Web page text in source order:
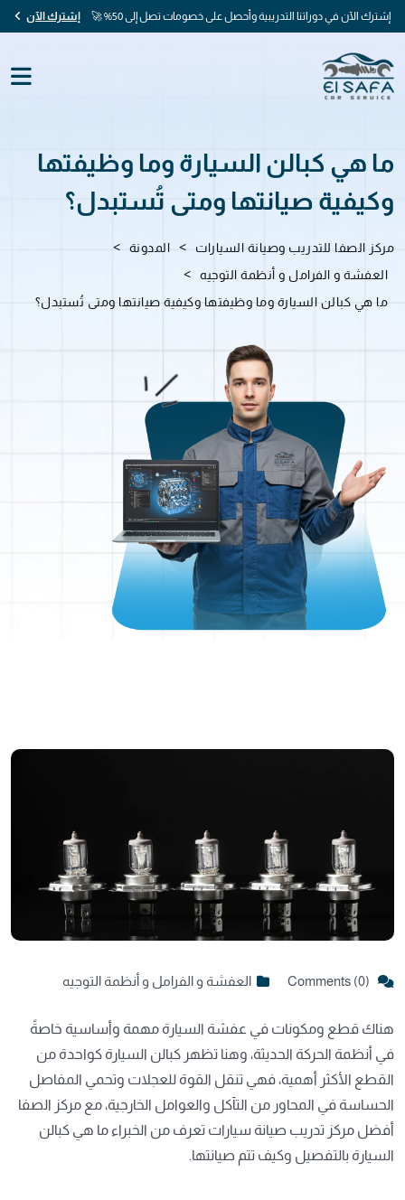
إشترك الآن في دوراتنا التدريبية وأحصل على خصومات تصل إلى 50% 🚀 إشترك الآن
ما هي كبالن السيارة وما وظيفتها
وكيفية صيانتها ومتى تُستبدل؟
مركز الصفا للتدريب وصيانة السيارات > المدونة >
العفشة و الفرامل و أنظمة التوجيه >
ما هي كبالن السيارة وما وظيفتها وكيفية صيانتها ومتى تُستبدل؟
العفشة و الفرامل و أنظمة التوجيه
هناك قطع ومكونات في عفشة السيارة مهمة وأساسية خاصةً
في أنظمة الحركة الحديثة، وهنا تظهر كبالن السيارة كواحدة من
القطع الأكثر أهمية، فهي تنقل القوة للعجلات وتحمي المفاصل
الحساسة في المحاور من التآكل والعوامل الخارجية، مع مركز الصفا
أفضل مركز تدريب صيانة سيارات تعرف من الخبراء ما هي كبالن
السيارة بالتفصيل وكيف تتم صيانتها.